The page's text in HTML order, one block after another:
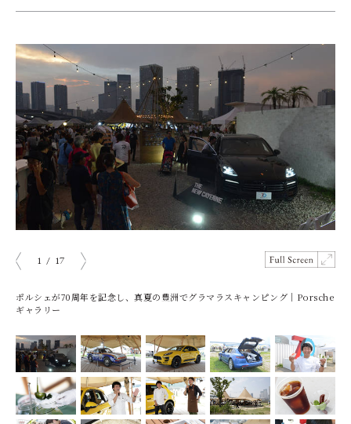
1 / 17
ポルシェが70周年を記念し、真夏の豊洲でグラマラスキャンピング｜Porsche
ギャラリー